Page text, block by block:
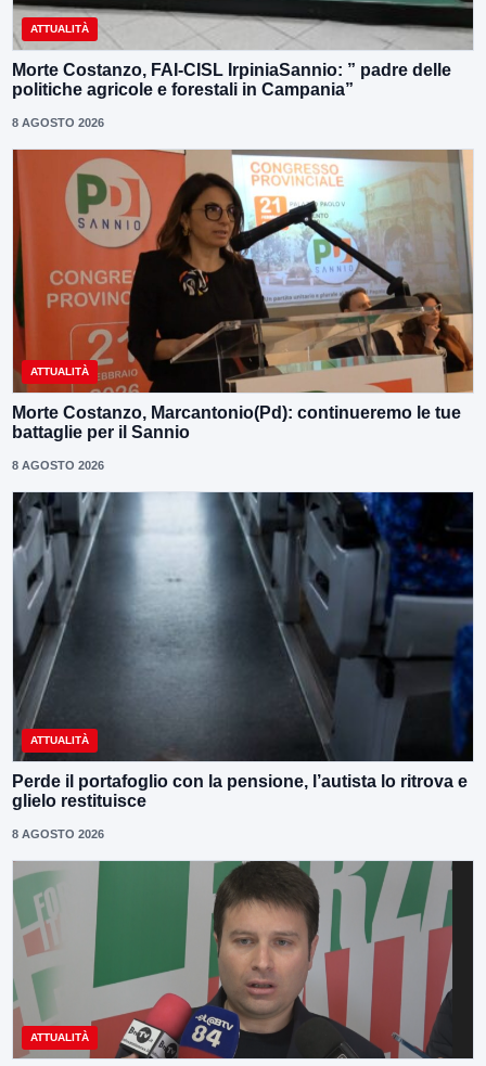
ATTUALITÀ
Morte Costanzo, FAI-CISL IrpiniaSannio: ” padre delle
politiche agricole e forestali in Campania”
8 AGOSTO 2026
ATTUALITÀ
Morte Costanzo, Marcantonio(Pd): continueremo le tue
battaglie per il Sannio
8 AGOSTO 2026
ATTUALITÀ
Perde il portafoglio con la pensione, l’autista lo ritrova e
glielo restituisce
8 AGOSTO 2026
ATTUALITÀ